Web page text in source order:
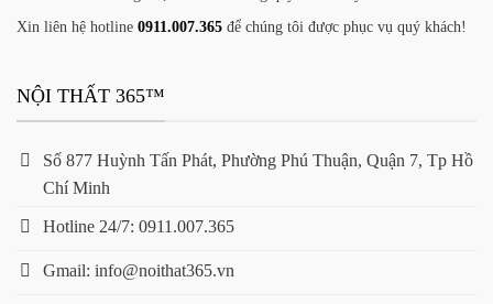
Xin liên hệ hotline 0911.007.365 để chúng tôi được phục vụ quý khách!
NỘI THẤT 365™
Số 877 Huỳnh Tấn Phát, Phường Phú Thuận, Quận 7, Tp Hồ
Chí Minh
Hotline 24/7: 0911.007.365
Gmail: info@noithat365.vn